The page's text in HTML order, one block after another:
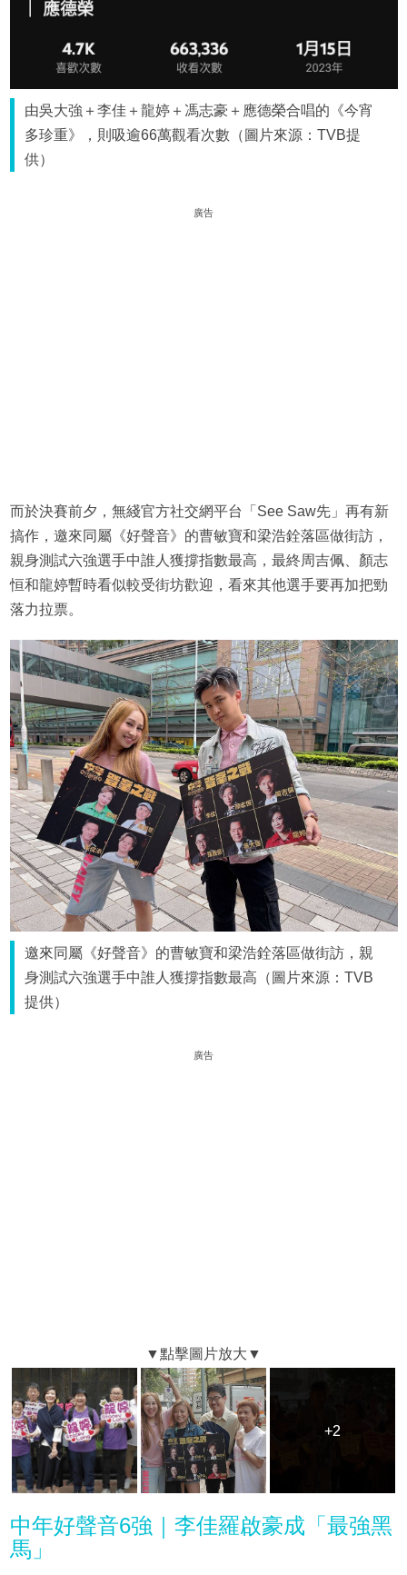
由吳大強＋李佳＋龍婷＋馮志豪＋應德榮合唱的《今宵
多珍重》，則吸逾66萬觀看次數（圖片來源：TVB提
供）
廣告
而於決賽前夕，無綫官方社交網平台「See Saw先」再有新
搞作，邀來同屬《好聲音》的曹敏寶和梁浩銓落區做街訪，
親身測試六強選手中誰人獲撐指數最高，最終周吉佩、顏志
恒和龍婷暫時看似較受街坊歡迎，看來其他選手要再加把勁
落力拉票。
邀來同屬《好聲音》的曹敏寶和梁浩銓落區做街訪，親
身測試六強選手中誰人獲撐指數最高（圖片來源：TVB
提供）
廣告
+2
+2
中年好聲音6強｜李佳羅啟豪成「最強黑
馬」